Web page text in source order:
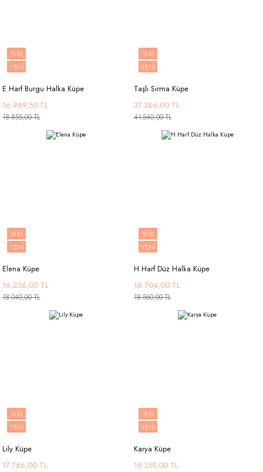
%10
YENİ
E Harf Burgu Halka Küpe
16.969,50 TL
18.855,00 TL
%10
YENİ
Taşlı Sırma Küpe
37.386,00 TL
41.540,00 TL
%10
YENİ
Elena Küpe
16.236,00 TL
18.040,00 TL
%10
YENİ
H Harf Düz Halka Küpe
16.704,00 TL
18.560,00 TL
%10
YENİ
Lily Küpe
17.766,00 TL
%10
YENİ
Karya Küpe
19.359,00 TL